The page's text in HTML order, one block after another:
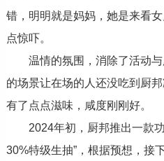
错，明明就是妈妈，她是来看
点惊吓。
温情的氛围，消除了活动
的场景让在场的人还没吃到厨
有了点点滋味，咸度刚刚好。
2024年初，厨邦推出一款
30%特级生抽”，根据预想，接